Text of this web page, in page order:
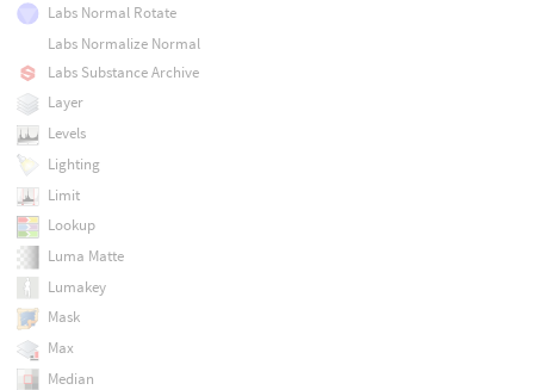
Labs Normal Rotate
Labs Normalize Normal
Labs Substance Archive
Layer
Levels
Lighting
Limit
Lookup
Luma Matte
Lumakey
Mask
Max
Median